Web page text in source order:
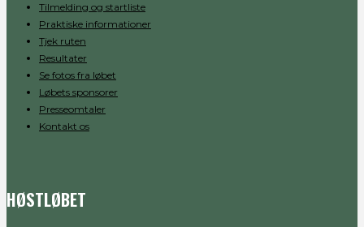
Tilmelding og startliste
Praktiske informationer
Tjek ruten
Resultater
Se fotos fra løbet
Løbets sponsorer
Presseomtaler
Kontakt os
HØSTLØBET